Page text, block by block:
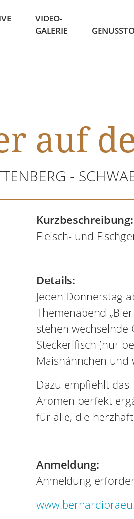
VIDEO-
GALERIE
auf
-
Kurzbeschreibung:
Fleisch- und
Details:
Jeden Donnerstag
Themenabend
stehen wechselnde
Steckerlfisch (nur
Maishähnchen und
Dazu empfiehlt das
Aromen perfekt
für alle, die
Anmeldung:
Anmeldung